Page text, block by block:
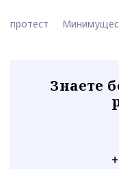
протест
Знаете